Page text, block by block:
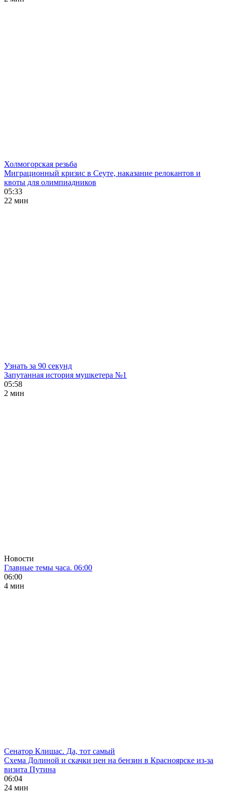
Холмогорская резьба
Миграционный кризис в Сеуте, наказание релокантов и
квоты для олимпиадников
05:33
22 мин
Узнать за 90 секунд
Запутанная история мушкетера №1
05:58
2 мин
Новости
Главные темы часа. 06:00
06:00
4 мин
Сенатор Клишас. Да, тот самый
Схема Долиной и скачки цен на бензин в Красноярске из-за
визита Путина
06:04
24 мин